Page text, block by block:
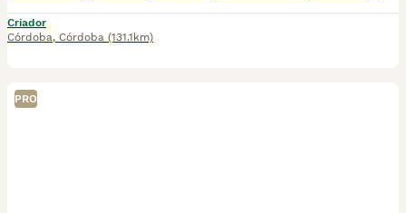
Criador
Córdoba, Córdoba (131.1km)
PRO